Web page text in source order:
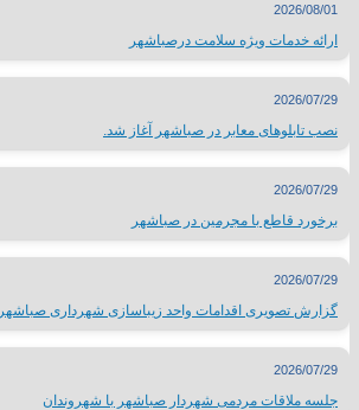
2026/08/01
ارائه خدمات ویژه سلامت درصباشهر
2026/07/29
نصب تابلوهای معابر در صباشهر آغاز شد.
2026/07/29
برخورد قاطع با مجرمین در صباشهر
2026/07/29
گزارش تصویری اقدامات واحد زیباسازی شهرداری صباشهر
2026/07/29
جلسه ملاقات مردمی شهردار صباشهر با شهروندان